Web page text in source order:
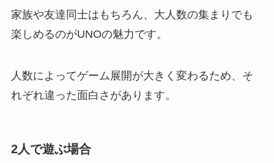
家族や友達同士はもちろん、大人数の集まりでも
楽しめるのがUNOの魅力です。
人数によってゲーム展開が大きく変わるため、そ
れぞれ違った面白さがあります。
2人で遊ぶ場合